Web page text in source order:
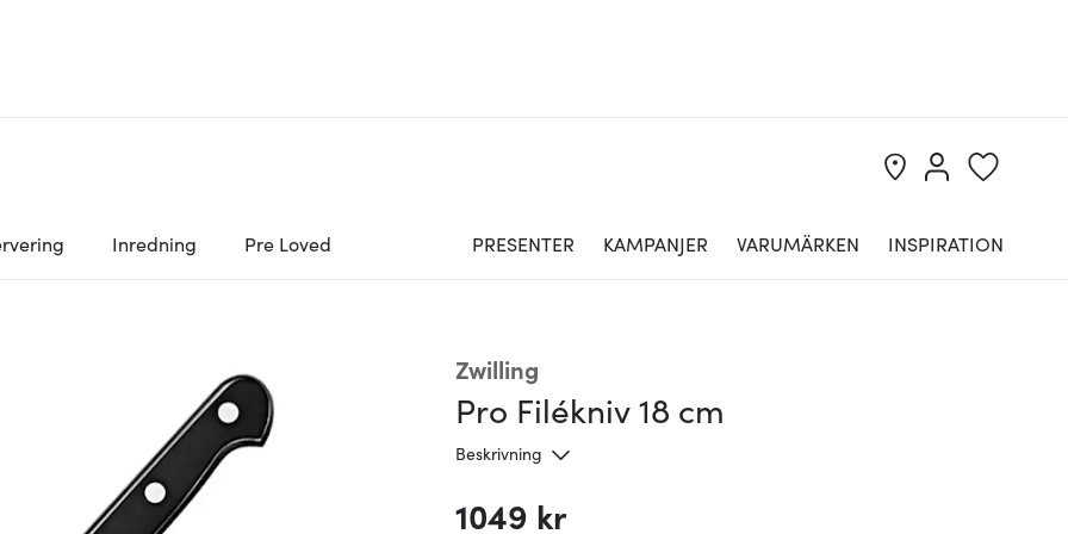
Inredning Pre Loved PRESENTER KAMPANJER VARUMÄRKEN INSPIRATION
Zwilling
Pro Filékniv 18 cm
Beskrivning
1049 kr